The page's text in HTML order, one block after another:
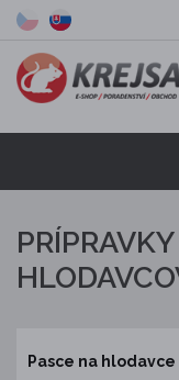
Pasce na hlodavce